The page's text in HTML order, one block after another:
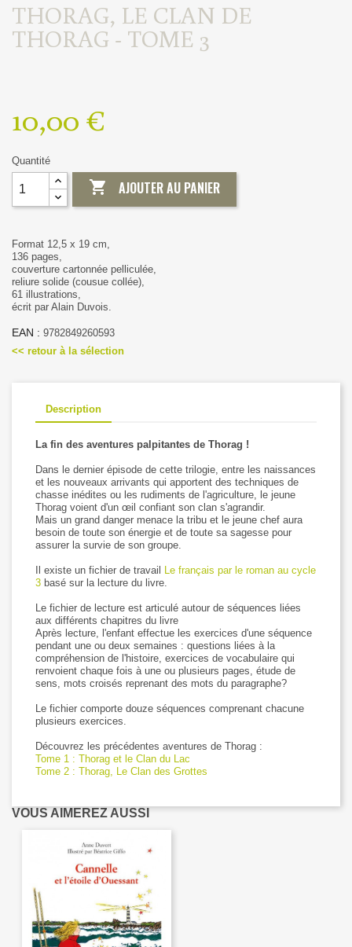
THORAG, LE CLAN DE
THORAG - TOME 3
10,00 €
Quantité
 AJOUTER AU PANIER
Format 12,5 x 19 cm,
136 pages,
couverture cartonnée pelliculée,
reliure solide (cousue collée),
61 illustrations,
écrit par Alain Duvois.
EAN : 9782849260593
<< retour à la sélection
Description
La fin des aventures palpitantes de Thorag !
Dans le dernier épisode de cette trilogie, entre les naissances
et les nouveaux arrivants qui apportent des techniques de
chasse inédites ou les rudiments de l'agriculture, le jeune
Thorag voient d'un œil confiant son clan s'agrandir.
Mais un grand danger menace la tribu et le jeune chef aura
besoin de toute son énergie et de toute sa sagesse pour
assurer la survie de son groupe.
Il existe un fichier de travail Le français par le roman au cycle
3 basé sur la lecture du livre.
Le fichier de lecture est articulé autour de séquences liées
aux différents chapitres du livre
Après lecture, l'enfant effectue les exercices d'une séquence
pendant une ou deux semaines : questions liées à la
compréhension de l'histoire, exercices de vocabulaire qui
renvoient chaque fois à une ou plusieurs pages, étude de
sens, mots croisés reprenant des mots du paragraphe?
Le fichier comporte douze séquences comprenant chacune
plusieurs exercices.
Découvrez les précédentes aventures de Thorag :
Tome 1 : Thorag et le Clan du Lac
Tome 2 : Thorag, Le Clan des Grottes
VOUS AIMEREZ AUSSI